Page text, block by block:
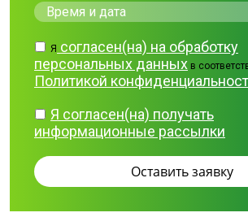
Я согласен(на) на обработку
персональных данных в
Политикой
Я согласен(на) получать
информационные рассылки